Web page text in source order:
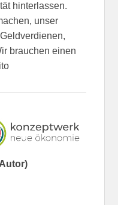
hinterlassen.
unser
brauchen einen